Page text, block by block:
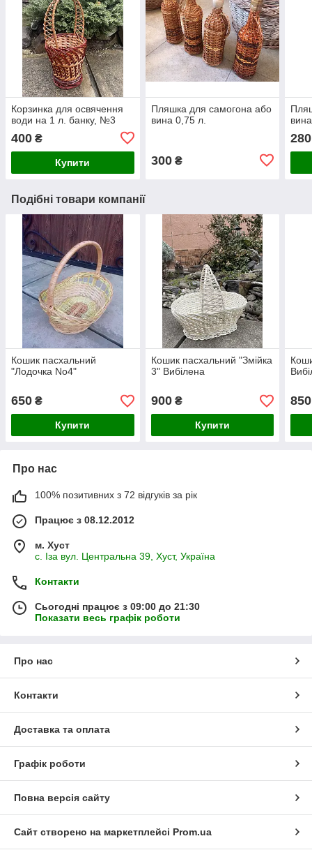
Корзинка для освячення
води на 1 л. банку, №3
400 ₴
Купити
Пляшка для самогона або
вина 0,75 л.
300₴
280
Подібні товари компанії
Кошик пасхальний
"Лодочка No4"
650 ₴
Купити
Кошик пасхальний "Змійка
3" Вибілена
900₴
Купити
850
Про нас
100% позитивних з 72 відгуків за рік
Працює з 08.12.2012
м. Хуст
с. Іза вул. Центральна 39, Хуст, Україна
Контакти
Сьогодні працює з 09:00 до 21:30
Показати весь графік роботи
Про нас
Контакти
Доставка та оплата
Графік роботи
Повна версія сайту
Сайт створено на маркетплейсі Prom.ua